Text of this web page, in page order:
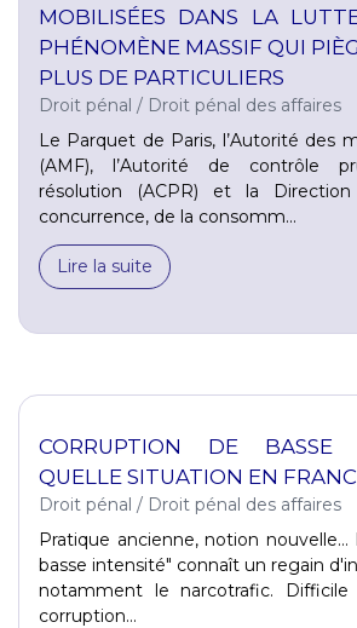
MOBILISÉES DANS LA
PHÉNOMÈNE MASSIF QUI
PLUS DE PARTICULIERS
Droit pénal / Droit pénal des affaires
Le Parquet de Paris, l’Autorité des
(AMF), l’Autorité de contrôle
résolution (ACPR) et la
concurrence, de la consomm...
Lire la suite
CORRUPTION DE BASSE
QUELLE SITUATION EN
Droit pénal / Droit pénal des affaires
Pratique ancienne, notion nouvelle…
basse intensité" connaît un regain
notamment le narcotrafic.
corruption...